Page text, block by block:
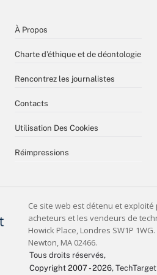
À Propos
Charte d’éthique et de déontologie
Rencontrez les journalistes
Contacts
Utilisation Des Cookies
Réimpressions
Tous droits réservés,
Copyright 2007 - 2026, TechTarget